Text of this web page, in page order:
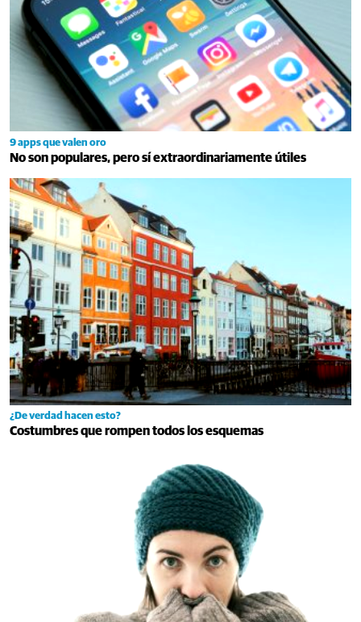
9 apps que valen oro
No son populares, pero sí extraordinariamente útiles
¿De verdad hacen esto?
Costumbres que rompen todos los esquemas